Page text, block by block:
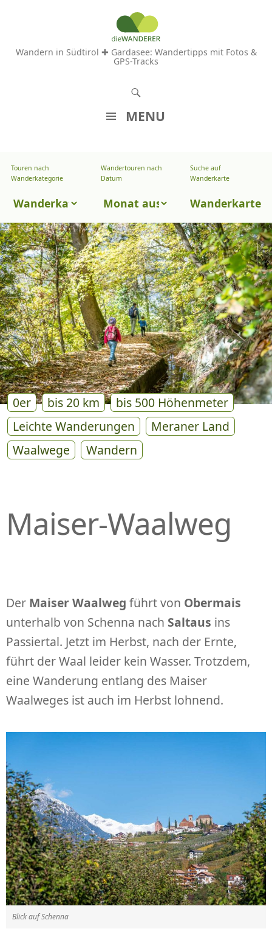
Wandern in Südtirol ✚ Gardasee: Wandertipps mit Fotos &
GPS-Tracks
MENU
M
A
L
T
S
P
R
I
N
G
E
N
Touren nach
Wanderkategorie
Touren
Wanderkategorie
Wandertouren nach
Datum
Wandertouren
Datum
Suche auf
Wanderkarte
Wanderkarte
0er bis 20 km
bis 500 Höhenmeter
Leichte Wanderungen
Meraner Land
Waalwege
Wandern
Maiser-Waalweg
Der Maiser Waalweg führt von Obermais
unterhalb von Schenna nach Saltaus ins
Passiertal. Jetzt im Herbst, nach der Ernte,
führt der Waal leider kein Wasser. Trotzdem,
eine Wanderung entlang des Maiser
Waalweges ist auch im Herbst lohnend.
Blick auf Schenna